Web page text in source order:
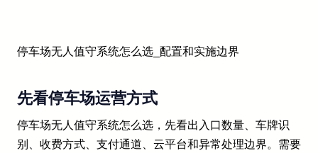
停车场无人值守系统怎么选_配置和实施边界
先看停车场运营方式
停车场无人值守系统怎么选，先看出入口数量、车牌识
别、收费方式、支付通道、云平台和异常处理边界。需要